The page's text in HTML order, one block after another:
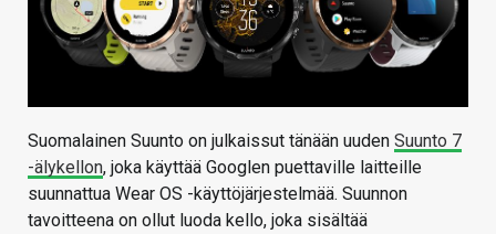
Suomalainen Suunto on julkaissut tänään uuden Suunto 7
-älykellon, joka käyttää Googlen puettaville laitteille
suunnattua Wear OS -käyttöjärjestelmää. Suunnon
tavoitteena on ollut luoda kello, joka sisältää